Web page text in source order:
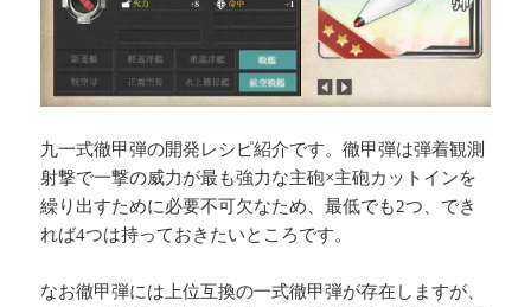
九一式徹甲弾の開発レシピ紹介です。徹甲弾は弾着観測
射撃で一撃の威力が最も強力な主砲×主砲カットインを
繰り出すために必要不可欠なため、最低でも2つ、でき
れば4つは持っておきたいところです。
なお徹甲弾には上位互換の一式徹甲弾が存在しますが、